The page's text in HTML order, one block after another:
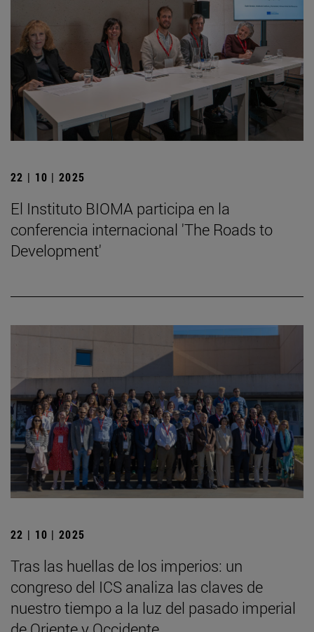
22 | 10 | 2025
El Instituto BIOMA participa en la
conferencia internacional 'The Roads to
Development'
22 | 10 | 2025
Tras las huellas de los imperios: un
congreso del ICS analiza las claves de
nuestro tiempo a la luz del pasado imperial